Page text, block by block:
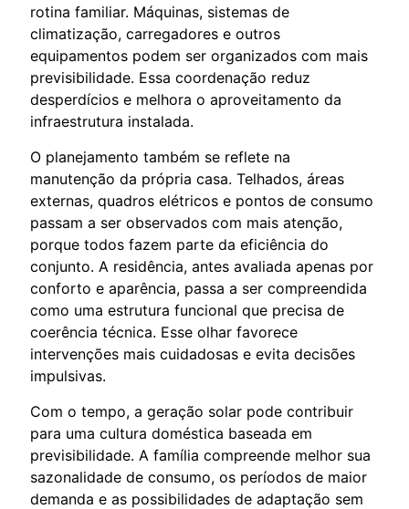
rotina familiar. Máquinas, sistemas de
climatização, carregadores e outros
equipamentos podem ser organizados com mais
previsibilidade. Essa coordenação reduz
desperdícios e melhora o aproveitamento da
infraestrutura instalada.
O planejamento também se reflete na
manutenção da própria casa. Telhados, áreas
externas, quadros elétricos e pontos de consumo
passam a ser observados com mais atenção,
porque todos fazem parte da eficiência do
conjunto. A residência, antes avaliada apenas por
conforto e aparência, passa a ser compreendida
como uma estrutura funcional que precisa de
coerência técnica. Esse olhar favorece
intervenções mais cuidadosas e evita decisões
impulsivas.
Com o tempo, a geração solar pode contribuir
para uma cultura doméstica baseada em
previsibilidade. A família compreende melhor sua
sazonalidade de consumo, os períodos de maior
demanda e as possibilidades de adaptação sem